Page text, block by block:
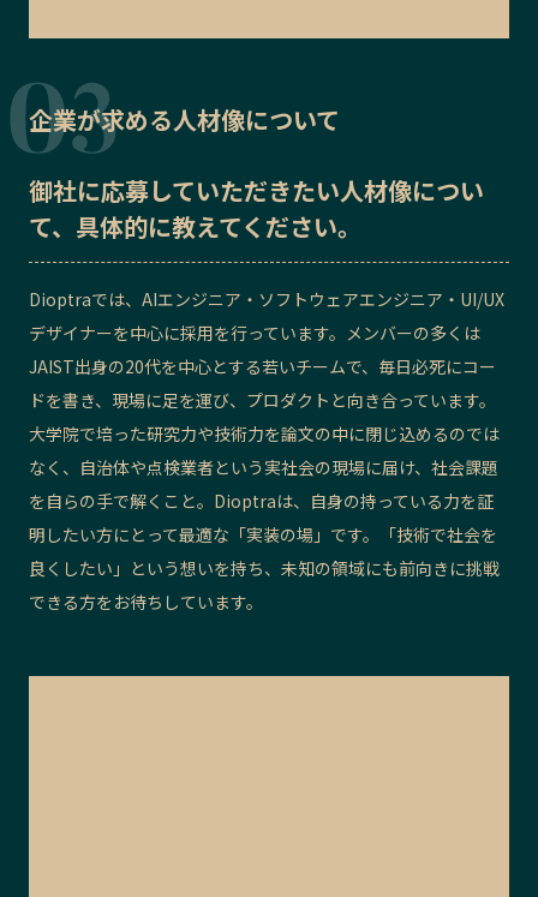
企業が求める人材像について
御社に応募していただきたい人材像につい
て、具体的に教えてください。
Dioptraでは、AIエンジニア・ソフトウェアエンジニア・UI/UX
デザイナーを中心に採用を行っています。メンバーの多くは
JAIST出身の20代を中心とする若いチームで、毎日必死にコー
ドを書き、現場に足を運び、プロダクトと向き合っています。
大学院で培った研究力や技術力を論文の中に閉じ込めるのでは
なく、自治体や点検業者という実社会の現場に届け、社会課題
を自らの手で解くこと。Dioptraは、自身の持っている力を証
明したい方にとって最適な「実装の場」です。「技術で社会を
良くしたい」という想いを持ち、未知の領域にも前向きに挑戦
できる方をお待ちしています。